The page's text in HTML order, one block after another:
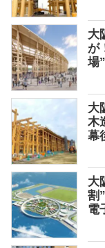
大
が
場”
大
木
幕
大
割
電